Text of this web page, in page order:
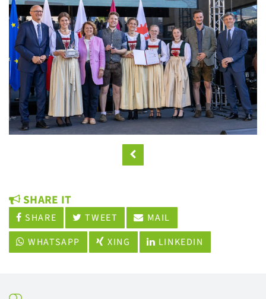
SHARE IT
SHARE TWEET
MAIL
WHATSAPP
XING LINKEDIN